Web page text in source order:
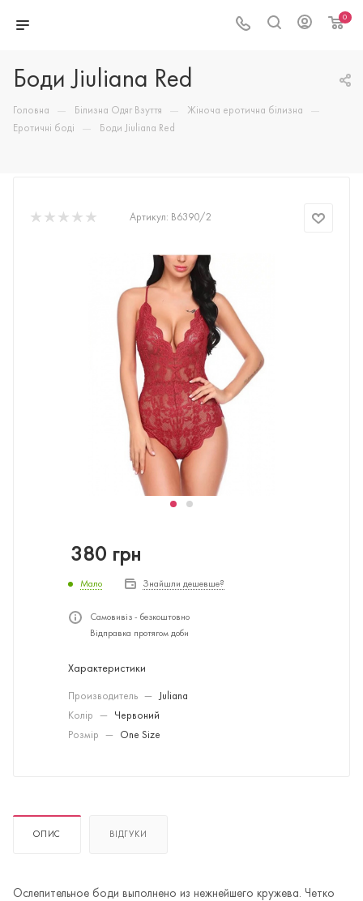
0
Боди Jiuliana Red
Головна — Білизна Одяг Взуття — Жіноча еротична білизна —
Еротичні боді — Боди Jiuliana Red
Артикул: B6390/2
380 грн
Мало Знайшли дешевше?
Самовивіз - безкоштовно
Відправка протягом доби
Характеристики
Производитель —
Juliana
Колір
—
Червоний
Розмір
— One Size
ОПИС ВІДГУКИ
Ослепительное боди выполнено из нежнейшего кружева. Четко